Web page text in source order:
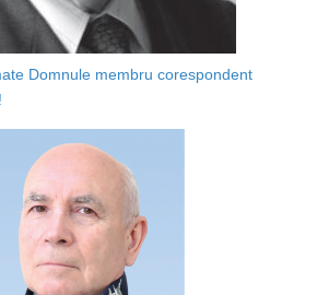
Domnule membru corespondent